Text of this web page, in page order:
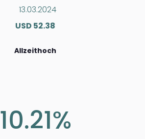
13.03.2024
USD 52.38
Allzeithoch
10.21%